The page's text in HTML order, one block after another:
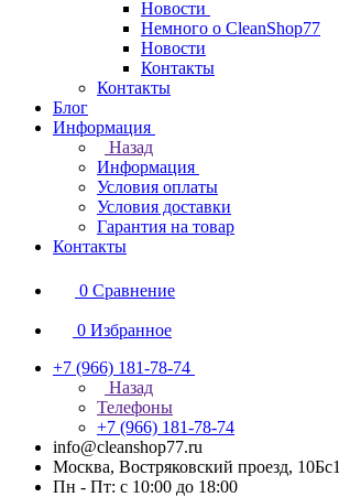
Новости
Немного о CleanShop77
Новости
Контакты
Контакты
Блог
Информация
Назад
Информация
Условия оплаты
Условия доставки
Гарантия на товар
Контакты
0 Сравнение
0 Избранное
+7 (966) 181-78-74
Назад
Телефоны
+7 (966) 181-78-74
info@cleanshop77.ru
Москва, Востряковский проезд, 10Бс1
Пн - Пт: с 10:00 до 18:00